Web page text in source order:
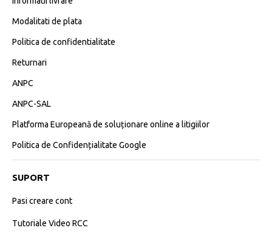
Modalitati de plata
Politica de confidentialitate
Returnari
ANPC
ANPC-SAL
Platforma Europeană de soluționare online a litigiilor
Politica de Confidențialitate Google
SUPORT
Pasi creare cont
Tutoriale Video RCC